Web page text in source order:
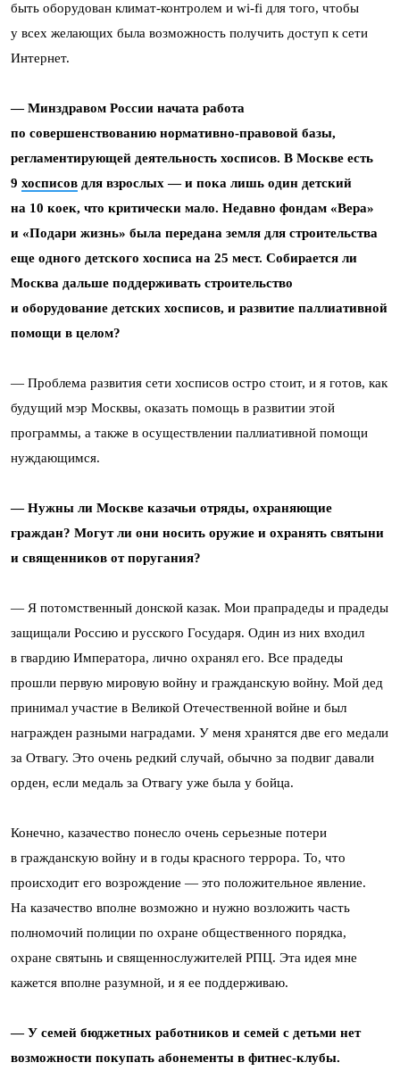
быть оборудован климат-контролем и wi-fi для того, чтобы
у всех желающих была возможность получить доступ к сети
Интернет.
— Минздравом России начата работа
по совершенствованию нормативно-правовой базы,
регламентирующей деятельность хосписов. В Москве есть
9 хосписов для взрослых — и пока лишь один детский
на 10 коек, что критически мало. Недавно фондам «Вера»
и «Подари жизнь» была передана земля для строительства
еще одного детского хосписа на 25 мест. Собирается ли
Москва дальше поддерживать строительство
и оборудование детских хосписов, и развитие паллиативной
помощи в целом?
— Проблема развития сети хосписов остро стоит, и я готов, как
будущий мэр Москвы, оказать помощь в развитии этой
программы, а также в осуществлении паллиативной помощи
нуждающимся.
— Нужны ли Москве казачьи отряды, охраняющие
граждан? Могут ли они носить оружие и охранять святыни
и священников от поругания?
— Я потомственный донской казак. Мои прапрадеды и прадеды
защищали Россию и русского Государя. Один из них входил
в гвардию Императора, лично охранял его. Все прадеды
прошли первую мировую войну и гражданскую войну. Мой дед
принимал участие в Великой Отечественной войне и был
награжден разными наградами. У меня хранятся две его медали
за Отвагу. Это очень редкий случай, обычно за подвиг давали
орден, если медаль за Отвагу уже была у бойца.
Конечно, казачество понесло очень серьезные потери
в гражданскую войну и в годы красного террора. То, что
происходит его возрождение — это положительное явление.
На казачество вполне возможно и нужно возложить часть
полномочий полиции по охране общественного порядка,
охране святынь и священнослужителей РПЦ. Эта идея мне
кажется вполне разумной, и я ее поддерживаю.
— У семей бюджетных работников и семей с детьми нет
возможности покупать абонементы в фитнес-клубы.